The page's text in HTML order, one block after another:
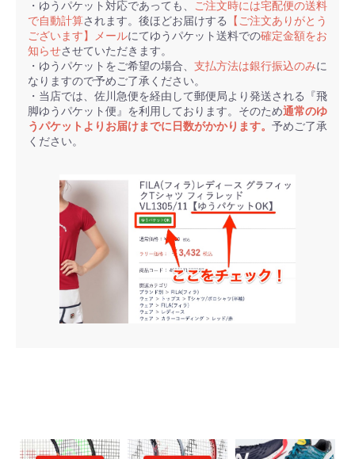
・ゆうパケット対応であっても、
ご注文時には宅配便の送料
で自動計算されます。後ほどお届けする
【ご注文ありがとう
ございます】メールにてゆうパケット送料での確定金額をお
知らせさせていただきます。
・ゆうパケットをご希望の場合、 支払方法は銀行振込のみに
なりますので予めご了承ください。
・当店では、佐川急便を経由して郵便局より発送される『飛
脚ゆうパケット便』を利用しております。そのため通常のゆ
うパケットよりお届けまでに日数がかかります。 予めご了承
ください。